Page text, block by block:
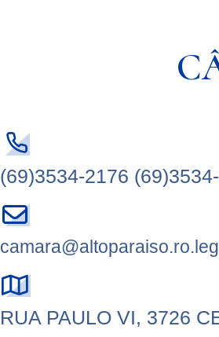
(69)3534-2176
RUA PAULO VI, 3726